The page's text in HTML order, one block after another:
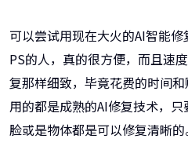
可以尝试用现在大火的AI智能
PS的人，真的很方便，而且速
复那样细致，毕竟花费的时间
用的都是成熟的AI修复技术，
脸或是物体都是可以修复清晰的